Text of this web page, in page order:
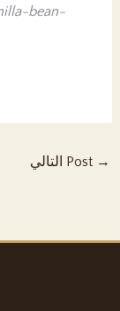
bean-
التالي Post →